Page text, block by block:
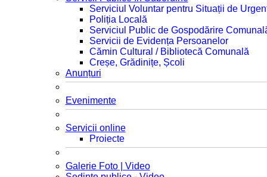
Serviciul Voluntar pentru Situații de
Poliția Locală
Serviciul Public de Gospodărire
Servicii de Evidența Persoanelor
Cămin Cultural / Bibliotecă Comunală
Creșe, Grădinițe, Școli
Anunțuri
Evenimente
Servicii online
Proiecte
Galerie Foto | Video